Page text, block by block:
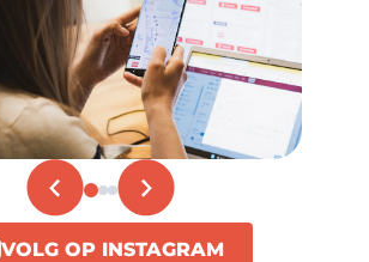
VOLG OP INSTAGRAM